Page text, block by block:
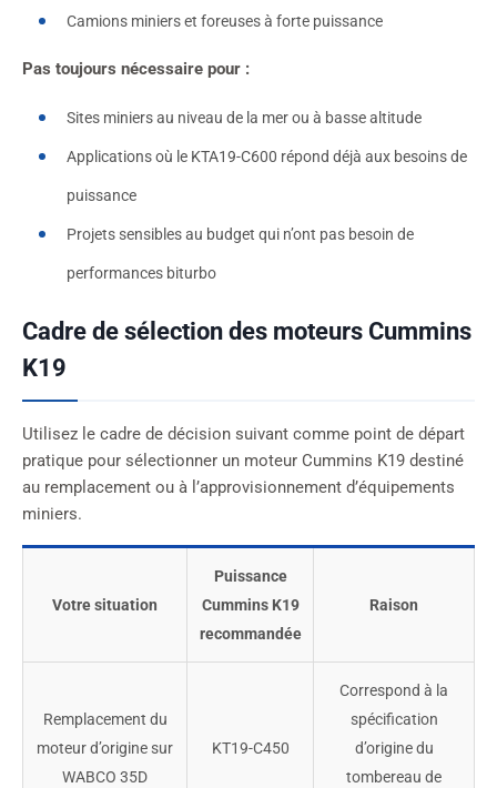
Camions miniers et foreuses à forte puissance
Pas toujours nécessaire pour :
Sites miniers au niveau de la mer ou à basse altitude
Applications où le KTA19-C600 répond déjà aux besoins de
puissance
Projets sensibles au budget qui n’ont pas besoin de
performances biturbo
Cadre de sélection des moteurs Cummins
K19
Utilisez le cadre de décision suivant comme point de départ
pratique pour sélectionner un moteur Cummins K19 destiné
au remplacement ou à l’approvisionnement d’équipements
miniers.
Votre situation
Puissance
Cummins K19
recommandée
Raison
Remplacement du
moteur d’origine sur
WABCO 35D
KT19-C450
Correspond à la
spécification
d’origine du
tombereau de